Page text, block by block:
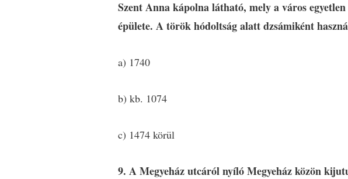
Szent Anna kápolna látható, mely a város
épülete. A török hódoltság alatt dzsámiként
a) 1740
b) kb. 1074
c) 1474 körül
9. A Megyeház utcáról nyíló Megyeház közön